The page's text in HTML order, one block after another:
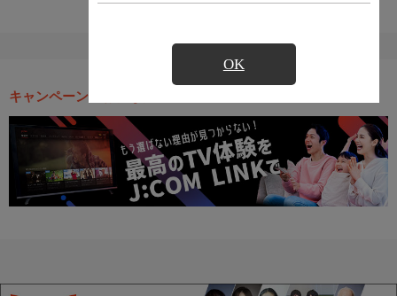
OK
キャンペーン・お得な情報